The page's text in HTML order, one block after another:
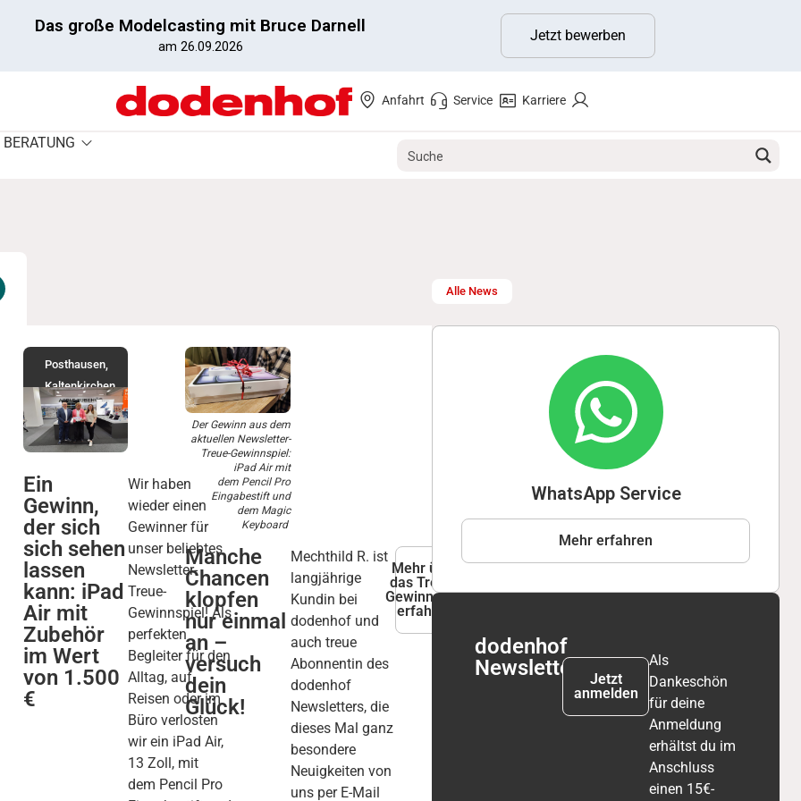
Das große Modelcasting mit Bruce Darnell
am 26.09.2026
Jetzt bewerben
Anfahrt Service Karriere
BERATUNG
Alle News
Posthausen,
Kaltenkirchen
Ein
Gewinn,
der sich
sich sehen
lassen
kann: iPad
Air mit
Zubehör
im Wert
von 1.500
€
Wir haben
wieder einen
Gewinner für
unser beliebtes
Newsletter-
Treue-
Gewinnspiel! Als
perfekten
Begleiter für den
Alltag, auf
Reisen oder im
Büro verlosten
wir ein iPad Air,
13 Zoll, mit
dem Pencil Pro
Manche
Chancen
klopfen
nur einmal
an –
versuch
dein
Glück!
Mechthild R. ist
langjährige
Kundin bei
dodenhof und
auch treue
Abonnentin des
dodenhof
Newsletters, die
dieses Mal ganz
besondere
Neuigkeiten von
uns per E-Mail
Mehr über
das Treue-
Gewinnspiel
erfahren
Der Gewinn aus dem
aktuellen Newsletter-
Treue-Gewinnspiel:
iPad Air mit
dem Pencil Pro
Eingabestift und
dem Magic
Keyboard
WhatsApp Service
Mehr erfahren
dodenhof
Newsletter
Jetzt
anmelden
Als
Dankeschön
für deine
Anmeldung
erhältst du im
Anschluss
einen 15€-